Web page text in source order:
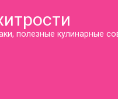
полезные кулинарные